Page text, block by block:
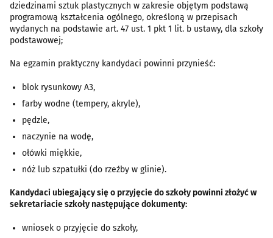
dziedzinami sztuk plastycznych w zakresie objętym podstawą
programową kształcenia ogólnego, określoną w przepisach
wydanych na podstawie art. 47 ust. 1 pkt 1 lit. b ustawy, dla szkoły
podstawowej;
Na egzamin praktyczny kandydaci powinni przynieść:
blok rysunkowy A3,
farby wodne (tempery, akryle),
pędzle,
naczynie na wodę,
ołówki miękkie,
nóż lub szpatułki (do rzeźby w glinie).
Kandydaci ubiegający się o przyjęcie do szkoły powinni złożyć w
sekretariacie szkoły następujące dokumenty:
wniosek o przyjęcie do szkoły,